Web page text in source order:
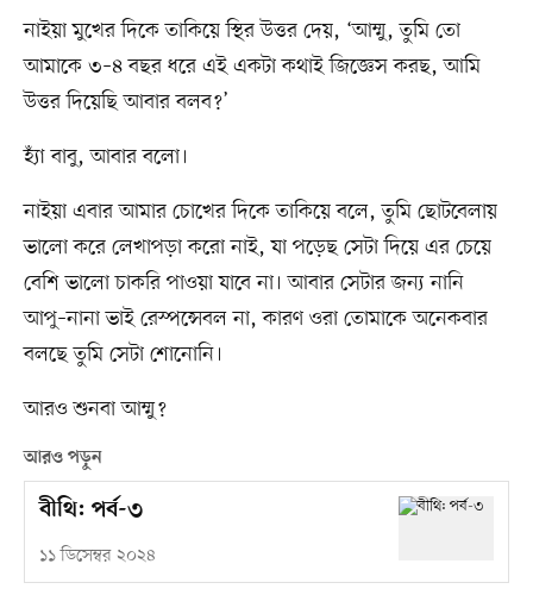
নাইয়া মুখের দিকে তাকিয়ে স্থির উত্তর দেয়, ‘আম্মু, তুমি তো
আমাকে ৩–৪ বছর ধরে এই একটা কথাই জিজ্ঞেস করছ, আমি
উত্তর দিয়েছি আবার বলব?’
হ্যাঁ বাবু, আবার বলো।
নাইয়া এবার আমার চোখের দিকে তাকিয়ে বলে, তুমি ছোটবেলায়
ভালো করে লেখাপড়া করো নাই, যা পড়েছ সেটা দিয়ে এর চেয়ে
বেশি ভালো চাকরি পাওয়া যাবে না। আবার সেটার জন্য নানি
আপু–নানা ভাই রেস্পন্সেবল না, কারণ ওরা তোমাকে অনেকবার
বলছে তুমি সেটা শোনোনি।
আরও শুনবা আম্মু?
আরও পড়ুন
বীথি: পর্ব-৩
১১ ডিসেম্বর ২০২৪